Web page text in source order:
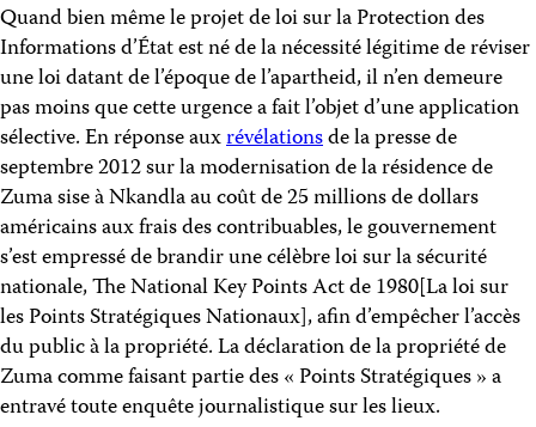
Quand bien même le projet de loi sur la Protection des
Informations d’État est né de la nécessité légitime de réviser
une loi datant de l’époque de l’apartheid, il n’en demeure
pas moins que cette urgence a fait l’objet d’une application
sélective. En réponse auxrévélationsde la presse de
septembre 2012 sur la modernisation de la résidence de
Zuma sise à Nkandla au coût de 25 millions de dollars
américains aux frais des contribuables, le gouvernement
s’est empressé de brandir une célèbre loi sur la sécurité
nationale, The National Key Points Act de 1980[La loi sur
les Points Stratégiques Nationaux], afin d’empêcher l’accès
du public à la propriété. La déclaration de la propriété de
Zuma comme faisant partie des « Points Stratégiques » a
entravé toute enquête journalistique sur les lieux.